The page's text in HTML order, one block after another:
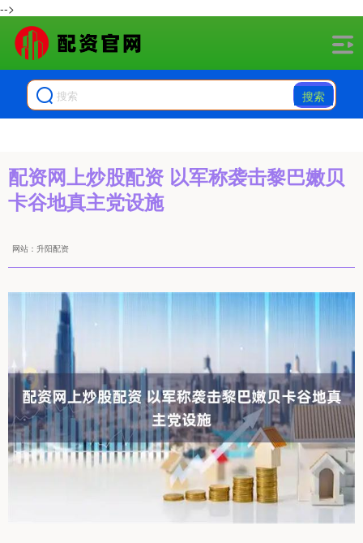
-->
搜索
配资网上炒股配资 以军称袭击黎巴嫩贝
卡谷地真主党设施
网站：升阳配资